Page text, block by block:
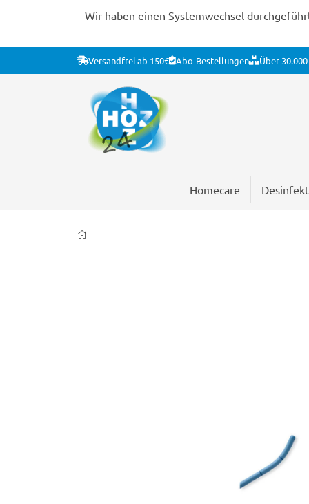
Wir haben einen Systemwechsel
Versandfrei ab 150€ Abo-Bestellungen Über
Homecare